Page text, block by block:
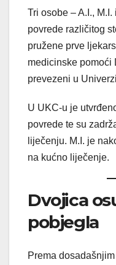
Tri osobe – A.I.,
povrede različitog
pružene prve
medicinske pomoći
prevezeni u
U UKC-u je
povrede te su
liječenju. M.I. je
na kućno liječenje.
Dvojica
pobjegla
Prema